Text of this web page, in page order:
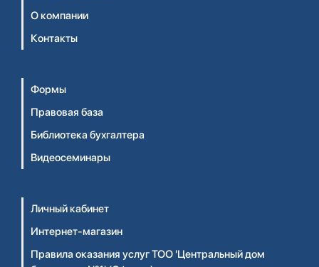
О компании
Контакты
Формы
Правовая база
Библиотека бухгалтера
Видеосеминары
Личный кабинет
Интернет-магазин
Правила оказания услуг ТОО 'Центральный дом